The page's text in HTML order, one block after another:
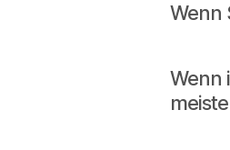
Wenn
Wenn